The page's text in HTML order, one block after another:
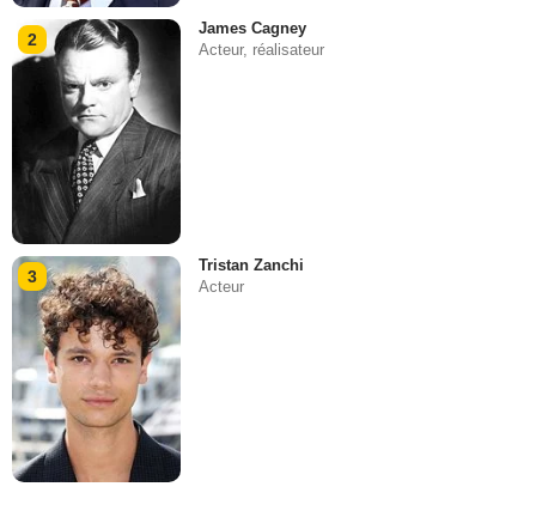
2
James Cagney
Acteur, réalisateur
3
Tristan Zanchi
Acteur